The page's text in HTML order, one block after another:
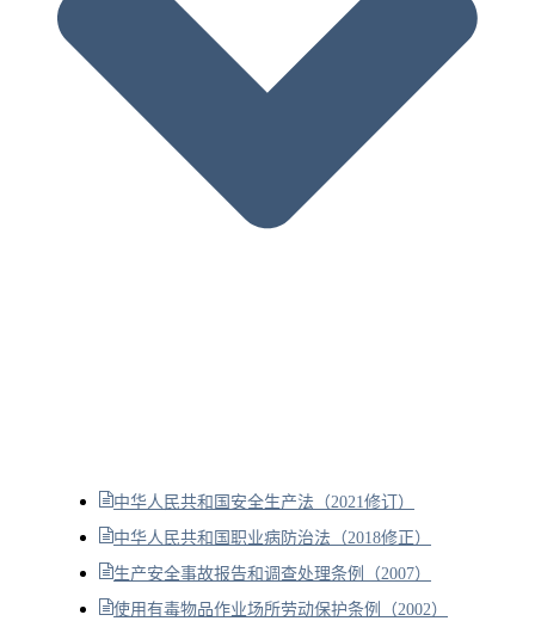
中华人民共和国安全生产法（2021修订）
中华人民共和国职业病防治法（2018修正）
生产安全事故报告和调查处理条例（2007）
使用有毒物品作业场所劳动保护条例（2002）